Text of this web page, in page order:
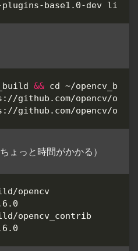
&& cd
ょっと時間がかかる）